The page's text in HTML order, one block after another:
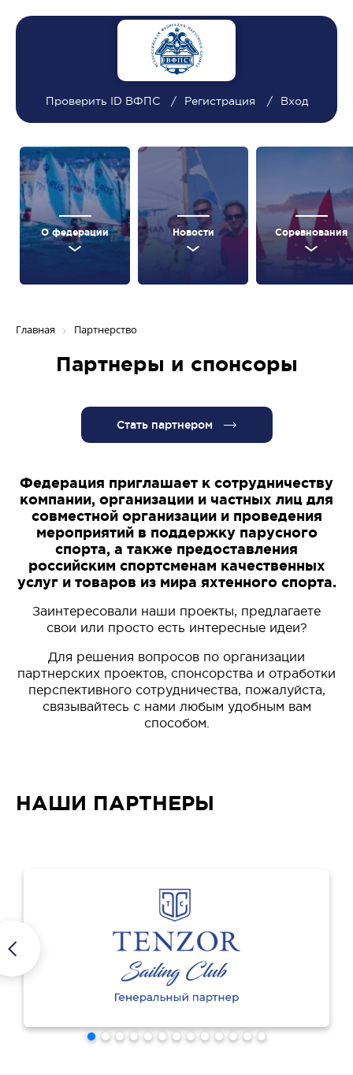
Проверить ID ВФПС Регистрация Вход
О федерации Новости Соревнования
Главная Партнерство
Партнеры и спонсоры
Стать партнером
Федерация приглашает к сотрудничеству
компании, организации и частных лиц для
совместной организации и проведения
мероприятий в поддержку парусного
спорта, а также предоставления
российским спортсменам качественных
услуг и товаров из мира яхтенного спорта.
Заинтересовали наши проекты, предлагаете
свои или просто есть интересные идеи?
Для решения вопросов по организации
партнерских проектов, спонсорства и отработки
перспективного сотрудничества, пожалуйста,
связывайтесь с нами любым удобным вам
способом.
НАШИ ПАРТНЕРЫ